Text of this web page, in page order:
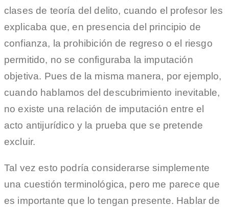
clases de teoría del delito, cuando el profesor les
explicaba que, en presencia del principio de
confianza, la prohibición de regreso o el riesgo
permitido, no se configuraba la imputación
objetiva. Pues de la misma manera, por ejemplo,
cuando hablamos del descubrimiento inevitable,
no existe una relación de imputación entre el
acto antijurídico y la prueba que se pretende
excluir.
Tal vez esto podría considerarse simplemente
una cuestión terminológica, pero me parece que
es importante que lo tengan presente. Hablar de